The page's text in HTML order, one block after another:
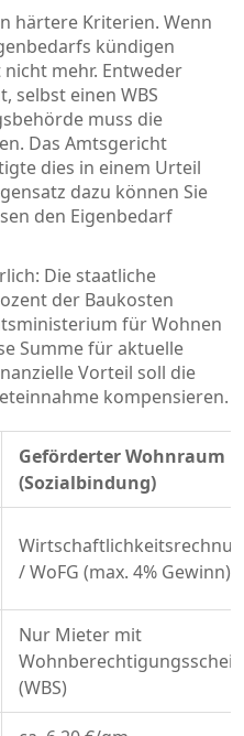
härtere Kriterien. Wenn
kündigen
mehr. Entweder
selbst einen WBS
muss die
Das Amtsgericht
dies in einem Urteil
dazu können Sie
den Eigenbedarf
Die staatliche
der Baukosten
für Wohnen
Summe für aktuelle
Vorteil soll die
kompensieren.
Geförderter Wohnraum
(Sozialbindung)
/ WoFG (max. 4% Gewinn)
Nur Mieter mit
Wohnberechtigungsschein
(WBS)